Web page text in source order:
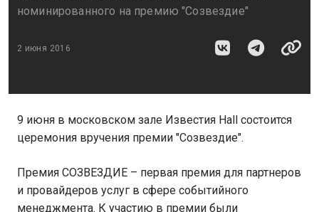
номинированного на премию "Созвездие"
2 июня 2016
9 июня в московском зале Известия Hall состоится
церемония вручения премии "Созвездие".
Премия СОЗВЕЗДИЕ – первая премия для партнеров
и провайдеров услуг в сфере событийного
менеджмента. К участию в премии были